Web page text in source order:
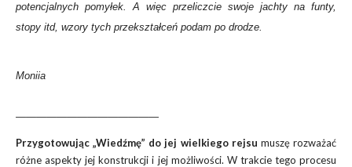
potencjalnych pomyłek. A więc przeliczcie swoje jachty na funty,
stopy itd, wzory tych przekształceń podam po drodze.
Moniia
——————————————
Przygotowując „Wiedźmę” do jej wielkiego rejsu muszę rozważać
różne aspekty jej konstrukcji i jej możliwości. W trakcie tego procesu